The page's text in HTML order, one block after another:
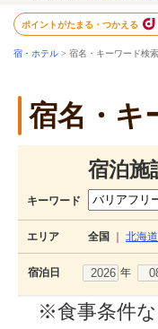
ポイントがたまる・つかえる
宿・ホテル > 宿名・キーワード検
宿名・キ
宿泊施
キーワード
エリア 全国 北海道
宿泊日 年
※食事条件